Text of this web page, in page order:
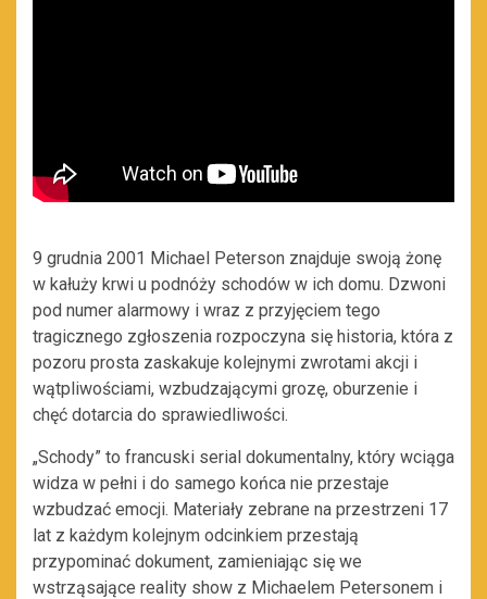
9 grudnia 2001 Michael Peterson znajduje swoją żonę
w kałuży krwi u podnóży schodów w ich domu. Dzwoni
pod numer alarmowy i wraz z przyjęciem tego
tragicznego zgłoszenia rozpoczyna się historia, która z
pozoru prosta zaskakuje kolejnymi zwrotami akcji i
wątpliwościami, wzbudzającymi grozę, oburzenie i
chęć dotarcia do sprawiedliwości.
„Schody” to francuski serial dokumentalny, który wciąga
widza w pełni i do samego końca nie przestaje
wzbudzać emocji. Materiały zebrane na przestrzeni 17
lat z każdym kolejnym odcinkiem przestają
przypominać dokument, zamieniając się we
wstrząsające reality show z Michaelem Petersonem i